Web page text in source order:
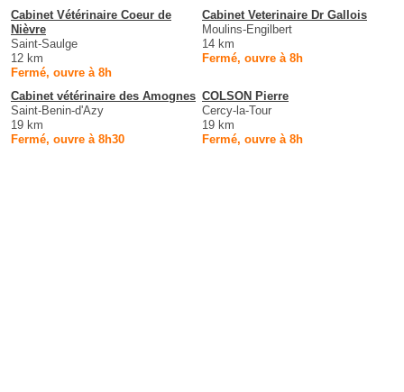
Cabinet Vétérinaire Coeur de
Nièvre
Saint-Saulge
12 km
Fermé, ouvre à 8h
Cabinet Veterinaire Dr Gallois
Moulins-Engilbert
14 km
Fermé, ouvre à 8h
Cabinet vétérinaire des Amognes
Saint-Benin-d'Azy
19 km
Fermé, ouvre à 8h30
COLSON Pierre
Cercy-la-Tour
19 km
Fermé, ouvre à 8h